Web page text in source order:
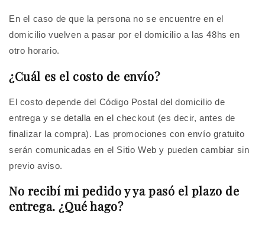
En el caso de que la persona no se encuentre en el
domicilio vuelven a pasar por el domicilio a las 48hs en
otro horario.
¿Cuál es el costo de envío?
El costo depende del Código Postal del domicilio de
entrega y se detalla en el checkout (es decir, antes de
finalizar la compra). Las promociones con envío gratuito
serán comunicadas en el Sitio Web y pueden cambiar sin
previo aviso.
No recibí mi pedido y ya pasó el plazo de
entrega. ¿Qué hago?